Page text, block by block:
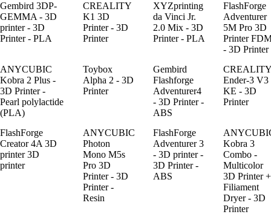
Gembird 3DP-
GEMMA - 3D
printer - 3D
Printer - PLA
CREALITY
K1 3D
Printer - 3D
Printer
XYZprinting
da Vinci Jr.
2.0 Mix - 3D
Printer - PLA
FlashForge
Adventurer
5M Pro 3D
Printer
- 3D Printer
ANYCUBIC
Kobra 2 Plus -
3D Printer -
Pearl polylactide
(PLA)
Toybox
Alpha 2 - 3D
Printer
Gembird
Flashforge
Adventurer4
- 3D Printer -
ABS
CREALITY
Ender-3 V3
KE - 3D
Printer
FlashForge
Creator 4A 3D
printer 3D
printer
ANYCUBIC
Photon
Mono M5s
Pro 3D
Printer - 3D
Printer -
Resin
FlashForge
Adventurer 3
- 3D printer -
3D Printer -
ABS
Kobra 3
Combo -
Multicolor
3D Printer +
Filiament
Dryer - 3D
Printer